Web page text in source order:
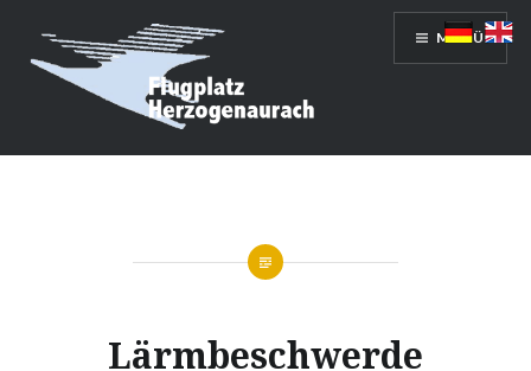
Inhalt
Flugplatz Herzogenaurach GmbH
MENÜ
Lärmbeschwerde